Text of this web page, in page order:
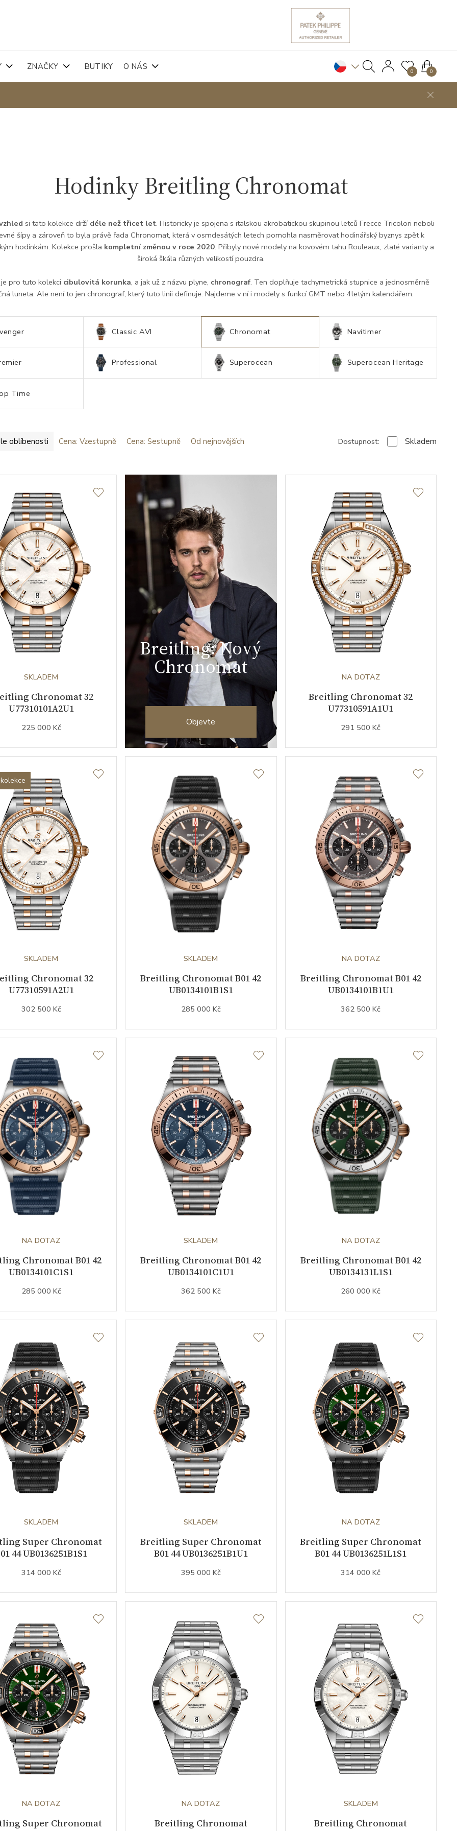
ZNAČKY BUTIKY O NÁS 0 0
Hodinky Breitling Chronomat
si tato kolekce drží déle než třicet let. Historicky je spojena s italskou akrobatickou skupinou letců Frecce Tricolori neboli
šípy a zároveň to byla právě řada Chronomat, která v osmdesátých letech pomohla nasměrovat hodinářský byznys zpět k
hodinkám. Kolekce prošla kompletní změnou v roce 2020. Přibyly nové modely na kovovém tahu Rouleaux, zlaté varianty a
široká škála různých velikostí pouzdra.
pro tuto kolekci cibulovitá korunka, a jak už z názvu plyne, chronograf. Ten doplňuje tachymetrická stupnice a jednosměrně
luneta. Ale není to jen chronograf, který tuto linii definuje. Najdeme v ní i modely s funkcí GMT nebo 4letým kalendářem.
Classic AVI Chronomat Navitimer
Professional Superocean Superocean Heritage
Time
oblíbenosti Cena: Vzestupně Cena: Sestupně Od nejnovějších Dostupnost: Skladem
SKLADEM
Chronomat 32
U77310101A2U1
225 000 Kč
Breitling: Nový
Chronomat
Objevte
NA DOTAZ
Breitling Chronomat 32
U77310591A1U1
291 500 Kč
SKLADEM
Chronomat 32
U77310591A2U1
302 500 Kč
SKLADEM
Breitling Chronomat B01 42
UB0134101B1S1
285 000 Kč
NA DOTAZ
Breitling Chronomat B01 42
UB0134101B1U1
362 500 Kč
NA DOTAZ
Chronomat B01 42
UB0134101C1S1
285 000 Kč
SKLADEM
Breitling Chronomat B01 42
UB0134101C1U1
362 500 Kč
NA DOTAZ
Breitling Chronomat B01 42
UB0134131L1S1
260 000 Kč
SKLADEM
Super Chronomat
44 UB0136251B1S1
314 000 Kč
SKLADEM
Breitling Super Chronomat
B01 44 UB0136251B1U1
395 000 Kč
NA DOTAZ
Breitling Super Chronomat
B01 44 UB0136251L1S1
314 000 Kč
NA DOTAZ
Super Chronomat
NA DOTAZ
Breitling Chronomat
SKLADEM
Breitling Chronomat